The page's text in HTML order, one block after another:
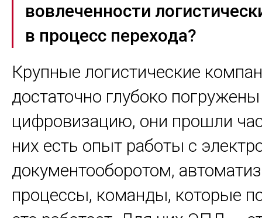
вовлеченности
в процесс перехода?
Крупные логистические
достаточно глубоко
цифровизацию, они прошли
них есть опыт работы с
документооборотом,
процессы, команды, которые